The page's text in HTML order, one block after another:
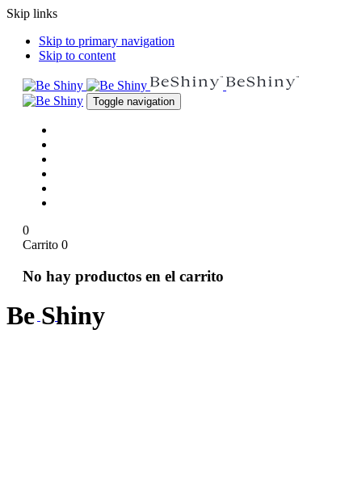
Skip links
Skip to primary navigation
Skip to content
Toggle navigation
0
Carrito 0
No hay productos en el carrito
Be Shiny